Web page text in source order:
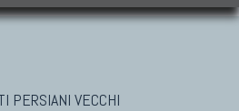
PERSIANI VECCHI